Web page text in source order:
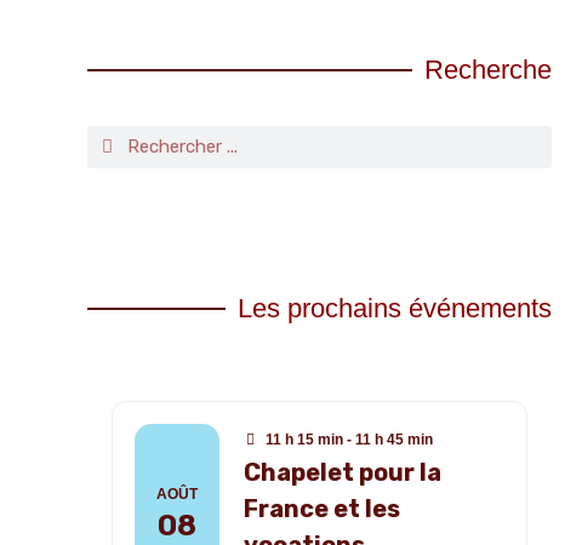
Recherche
Les prochains événements
AOÛT
08
11 h 15 min - 11 h 45 min
Chapelet pour la
France et les